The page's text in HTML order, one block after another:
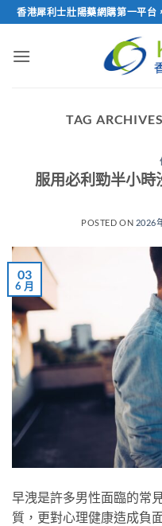
Skip
to
content
香港犀利士壯陽藥網購第一平台
TAG
服用必利勁半小時
POSTED ON 2026
03
6 月
早洩是許多男性面臨的常
質，更對心理健康造成負